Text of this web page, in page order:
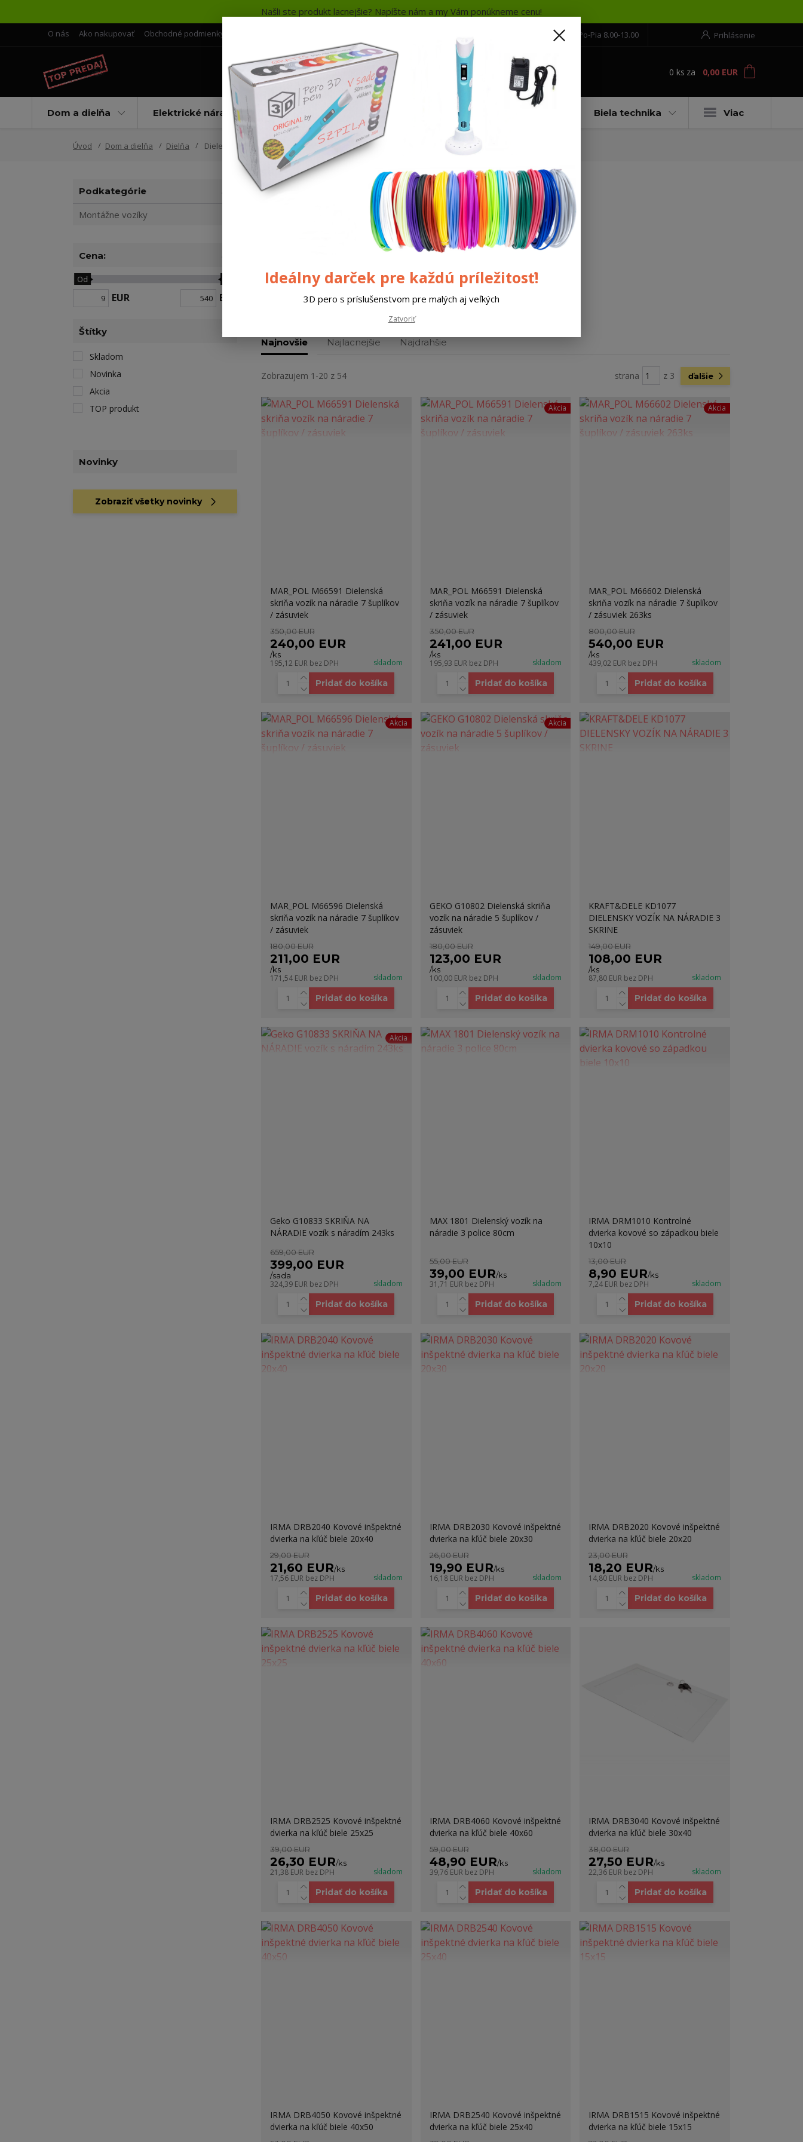
Našli ste produkt lacnejšie? Napíšte nám a my Vám ponúkneme cenu!
O nás Ako nakupovať Obchodné podmienky Prihlásenie
Hľadať
+421 552 304 860 Po-Pia 8.00-13.00
0 ks za 0,00 EUR
Dom a dielňa Elektrické náradie Náradie do dielne Biela technika Viac
Úvod Dom a dielňa Dielňa Dielenské skrine
Dielenské skrine
Montážne vozíky
Najnovšie Najlacnejšie Najdrahšie
Zobrazujem 1-20 z 54 strana z 3 ďalšie
MAR_POL M66591 Dielenská
skriňa vozík na náradie 7 šuplíkov
/ zásuviek
350,00 EUR
240,00 EUR
/ks
195,12 EUR bez DPH skladom
Pridať do košíka
Akcia
MAR_POL M66591 Dielenská
skriňa vozík na náradie 7 šuplíkov
/ zásuviek
350,00 EUR
241,00 EUR
/ks
195,93 EUR bez DPH skladom
Pridať do košíka
Akcia
MAR_POL M66602 Dielenská
skriňa vozík na náradie 7 šuplíkov
/ zásuviek 263ks
800,00 EUR
540,00 EUR
/ks
439,02 EUR bez DPH skladom
Pridať do košíka
Akcia
MAR_POL M66596 Dielenská
skriňa vozík na náradie 7 šuplíkov
/ zásuviek
180,00 EUR
211,00 EUR
/ks
171,54 EUR bez DPH skladom
Pridať do košíka
Akcia
GEKO G10802 Dielenská skriňa
vozík na náradie 5 šuplíkov /
zásuviek
180,00 EUR
123,00 EUR
/ks
100,00 EUR bez DPH skladom
Pridať do košíka
KRAFT&DELE KD1077
DIELENSKY VOZÍK NA NÁRADIE 3
SKRINE
149,00 EUR
108,00 EUR
/ks
87,80 EUR bez DPH skladom
Pridať do košíka
Akcia
Geko G10833 SKRIŇA NA
NÁRADIE vozík s náradím 243ks
659,00 EUR
399,00 EUR
/sada
324,39 EUR bez DPH skladom
Pridať do košíka
MAX 1801 Dielenský vozík na
náradie 3 police 80cm
55,00 EUR
39,00 EUR/ks
31,71 EUR bez DPH skladom
Pridať do košíka
IRMA DRM1010 Kontrolné
dvierka kovové so západkou biele
10x10
13,00 EUR
8,90 EUR/ks
7,24 EUR bez DPH skladom
Pridať do košíka
IRMA DRB2040 Kovové inšpektné
dvierka na kľúč biele 20x40
29,00 EUR
21,60 EUR/ks
17,56 EUR bez DPH skladom
Pridať do košíka
IRMA DRB2030 Kovové inšpektné
dvierka na kľúč biele 20x30
26,00 EUR
19,90 EUR/ks
16,18 EUR bez DPH skladom
Pridať do košíka
IRMA DRB2020 Kovové inšpektné
dvierka na kľúč biele 20x20
23,00 EUR
18,20 EUR/ks
14,80 EUR bez DPH skladom
Pridať do košíka
IRMA DRB2525 Kovové inšpektné
dvierka na kľúč biele 25x25
39,00 EUR
26,30 EUR/ks
21,38 EUR bez DPH skladom
Pridať do košíka
IRMA DRB4060 Kovové inšpektné
dvierka na kľúč biele 40x60
59,00 EUR
48,90 EUR/ks
39,76 EUR bez DPH skladom
Pridať do košíka
IRMA DRB3040 Kovové inšpektné
dvierka na kľúč biele 30x40
38,00 EUR
27,50 EUR/ks
22,36 EUR bez DPH skladom
Pridať do košíka
IRMA DRB4050 Kovové inšpektné
dvierka na kľúč biele 40x50
IRMA DRB2540 Kovové inšpektné
dvierka na kľúč biele 25x40
IRMA DRB1515 Kovové inšpektné
dvierka na kľúč biele 15x15
Podkategórie
Montážne vozíky
Cena:
EUR
Od
EUR
Štítky
Skladom
Novinka
Akcia
TOP produkt
Novinky
Zobraziť všetky novinky
Ideálny darček pre každú príležitosť!
3D pero s príslušenstvom pre malých aj veľkých
Zatvoriť